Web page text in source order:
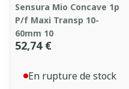
Sensura Mio Concave 1p
P/f Maxi Transp 10-
60mm 10
52,74 €
En rupture de stock